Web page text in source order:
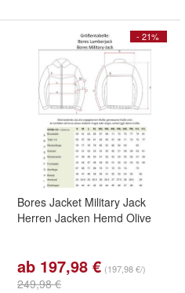
- 21%
Bores Jacket Military Jack
Herren Jacken Hemd Olive
ab 197,98 € (197,98 €/)
249,98 €